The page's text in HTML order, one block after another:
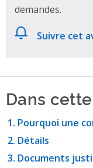
demandes.
Suivre cet
Dans
Pourquoi une
Détails
Documents